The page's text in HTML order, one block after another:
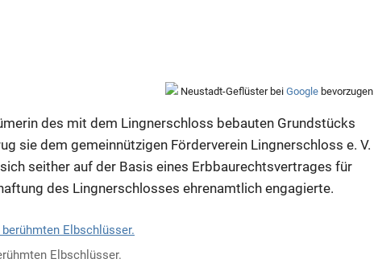
Neustadt-Geflüster bei Google bevorzugen
des mit dem Lingnerschloss bebauten Grundstücks
sie dem gemeinnützigen Förderverein Lingnerschloss e. V.
seither auf der Basis eines Erbbaurechtsvertrages für
des Lingnerschlosses ehrenamtlich engagierte.
Elbschlüsser.